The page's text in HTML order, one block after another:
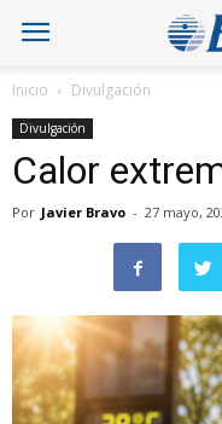
Inicio Divulgación
Divulgación
Calor
Por Javier Bravo - 27 mayo,